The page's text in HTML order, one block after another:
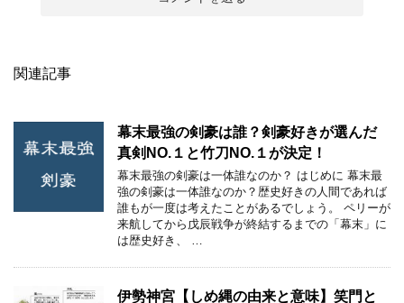
関連記事
幕末最強の剣豪は誰？剣豪好きが選んだ
真剣NO.１と竹刀NO.１が決定！
幕末最強の剣豪は一体誰なのか？ はじめに 幕末最
強の剣豪は一体誰なのか？歴史好きの人間であれば
誰もが一度は考えたことがあるでしょう。 ペリーが
来航してから戊辰戦争が終結するまでの「幕末」に
は歴史好き、 …
伊勢神宮【しめ縄の由来と意味】笑門と